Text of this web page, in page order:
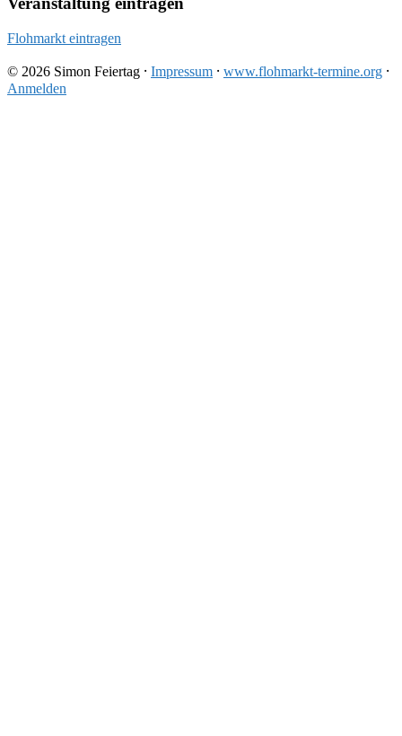
Flohmarkt eintragen
© 2026 Simon Feiertag ⸱ Impressum ⸱ www.flohmarkt-termine.org ⸱
Anmelden